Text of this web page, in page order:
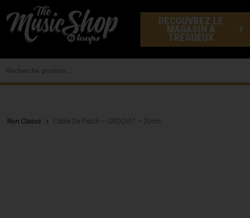
au
contenu
DECOUVREZ LE
MAGASIN À
TREGUEUX
Non Classé Câble De Patch – GROOVIT – 20cm